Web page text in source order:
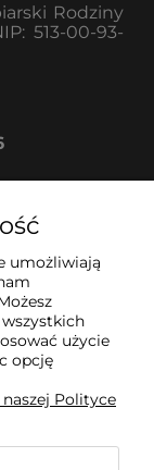
Rodziny
513-00-93-
umożliwiają
użycie
opcję
Polityce